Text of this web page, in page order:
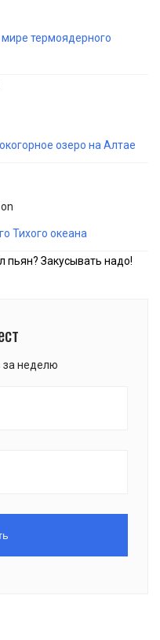
термоядерного
озеро на Алтае
on
Тихого океана
пьян? Закусывать надо!
за неделю